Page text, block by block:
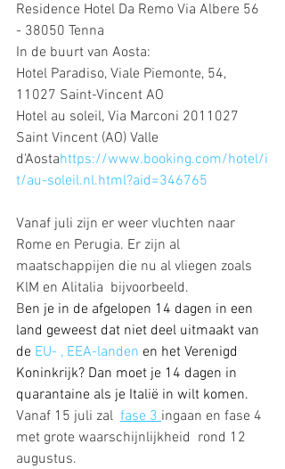
Residence Hotel Da Remo Via Albere 56
- 38050 Tenna
In de buurt van Aosta:
Hotel Paradiso, Viale Piemonte, 54,
11027 Saint-Vincent AO
Hotel au soleil, Via Marconi 2011027
Saint Vincent (AO) Valle
d'Aostahttps://www.booking.com/hotel/i
t/au-soleil.nl.html?aid=346765
Vanaf juli zijn er weer vluchten naar
Rome en Perugia. Er zijn al
maatschappijen die nu al vliegen zoals
KlM en Alitalia  bijvoorbeeld.
Ben je in de afgelopen 14 dagen in een
land geweest dat niet deel uitmaakt van
de EU- , EEA-landen en het Verenigd
Koninkrijk? Dan moet je 14 dagen in
quarantaine als je Italië in wilt komen.
Vanaf 15 juli zal fase 3 ingaan en fase 4
met grote waarschijnlijkheid  rond 12
augustus.